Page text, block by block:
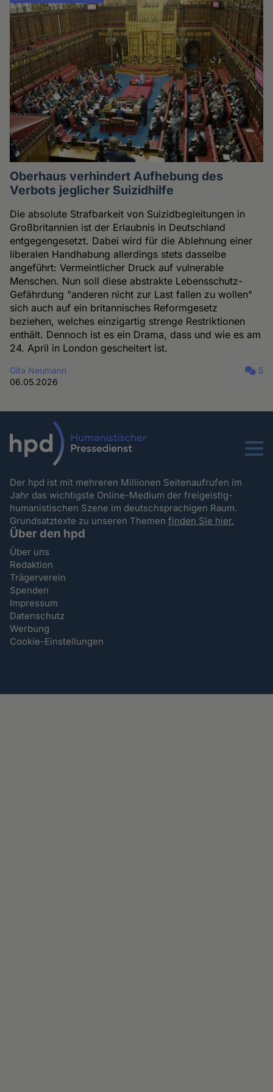
Oberhaus verhindert Aufhebung des
Verbots jeglicher Suizidhilfe
Die absolute Strafbarkeit von Suizidbegleitungen in
Großbritannien ist der Erlaubnis in Deutschland
entgegengesetzt. Dabei wird für die Ablehnung einer
liberalen Handhabung allerdings stets dasselbe
angeführt: Vermeintlicher Druck auf vulnerable
Menschen. Nun soll diese abstrakte Lebensschutz-
Gefährdung "anderen nicht zur Last fallen zu wollen"
sich auch auf ein britannisches Reformgesetz
beziehen, welches einzigartig strenge Restriktionen
enthält. Dennoch ist es ein Drama, dass und wie es am
24. April in London gescheitert ist.
Gita Neumann
06.05.2026
5
Menu
Der hpd ist mit mehreren Millionen Seitenaufrufen im
Jahr das wichtigste Online-Medium der freigeistig-
humanistischen Szene im deutschsprachigen Raum.
Grundsatztexte zu unseren Themenfinden Sie hier.
Über den hpd
Über uns
Redaktion
Trägerverein
Spenden
Impressum
Datenschutz
Werbung
Cookie-Einstellungen